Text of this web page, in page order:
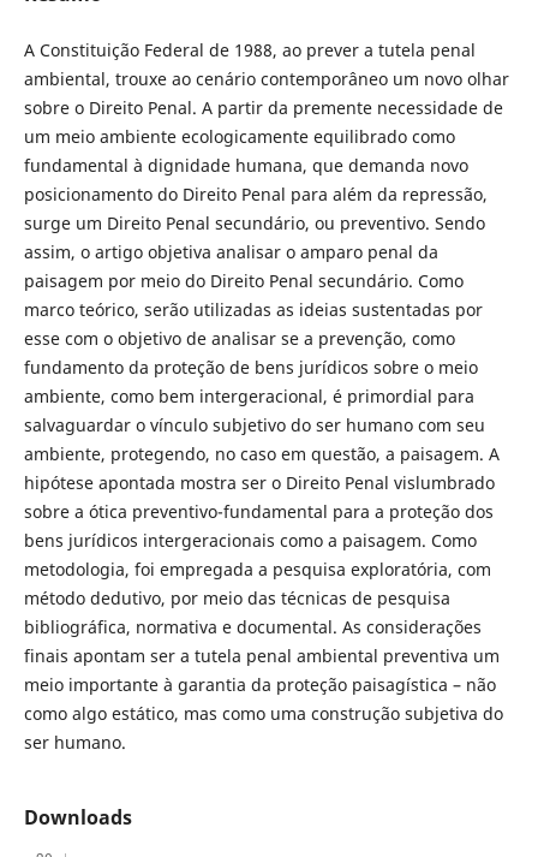
A Constituição Federal de 1988, ao prever a tutela penal
ambiental, trouxe ao cenário contemporâneo um novo olhar
sobre o Direito Penal. A partir da premente necessidade de
um meio ambiente ecologicamente equilibrado como
fundamental à dignidade humana, que demanda novo
posicionamento do Direito Penal para além da repressão,
surge um Direito Penal secundário, ou preventivo. Sendo
assim, o artigo objetiva analisar o amparo penal da
paisagem por meio do Direito Penal secundário. Como
marco teórico, serão utilizadas as ideias sustentadas por
esse com o objetivo de analisar se a prevenção, como
fundamento da proteção de bens jurídicos sobre o meio
ambiente, como bem intergeracional, é primordial para
salvaguardar o vínculo subjetivo do ser humano com seu
ambiente, protegendo, no caso em questão, a paisagem. A
hipótese apontada mostra ser o Direito Penal vislumbrado
sobre a ótica preventivo-fundamental para a proteção dos
bens jurídicos intergeracionais como a paisagem. Como
metodologia, foi empregada a pesquisa exploratória, com
método dedutivo, por meio das técnicas de pesquisa
bibliográfica, normativa e documental. As considerações
finais apontam ser a tutela penal ambiental preventiva um
meio importante à garantia da proteção paisagística – não
como algo estático, mas como uma construção subjetiva do
ser humano.
Downloads